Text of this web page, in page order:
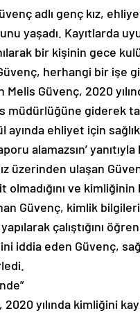
adlı genç kız,
yaşadı. Kayıtlarda
bir kişinin gece
herhangi bir işe
Melis Güvenç, 2020
müdürlüğüne giderek
ayında ehliyet için
alamazsın’
üzerinden ulaşan
olmadığını ve
Güvenç, kimlik
çalıştığını
iddia eden Güvenç,
2020 yılında kimliğini